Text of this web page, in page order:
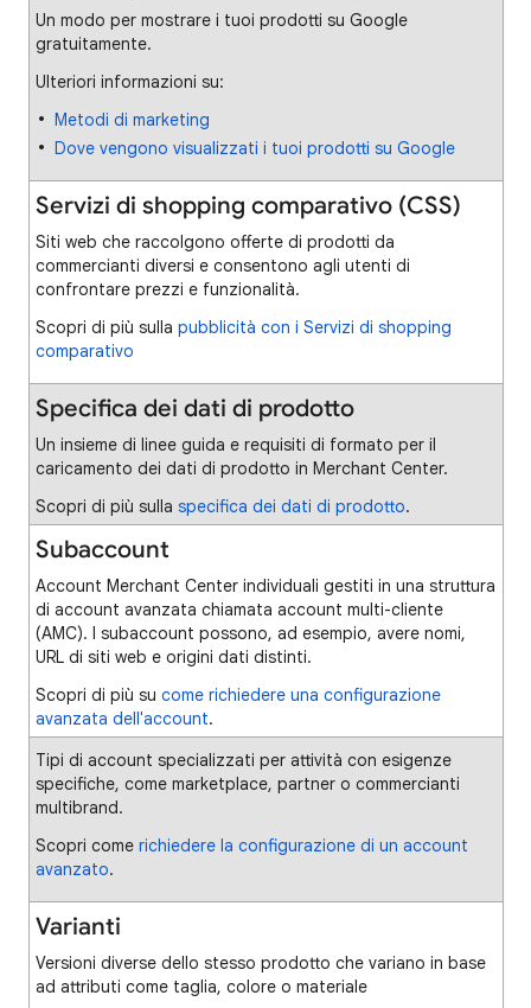
Un modo per mostrare i tuoi prodotti su Google
gratuitamente.
Ulteriori informazioni su:
Metodi di marketing
Dove vengono visualizzati i tuoi prodotti su Google
Servizi di shopping comparativo (CSS)
Siti web che raccolgono offerte di prodotti da
commercianti diversi e consentono agli utenti di
confrontare prezzi e funzionalità.
Scopri di più sulla pubblicità con i Servizi di shopping
comparativo
Specifica dei dati di prodotto
Un insieme di linee guida e requisiti di formato per il
caricamento dei dati di prodotto in Merchant Center.
Scopri di più sulla specifica dei dati di prodotto.
Subaccount
Account Merchant Center individuali gestiti in una struttura
di account avanzata chiamata account multi-cliente
(AMC). I subaccount possono, ad esempio, avere nomi,
URL di siti web e origini dati distinti.
Scopri di più su come richiedere una configurazione
avanzata dell'account.
Tipi di account specializzati per attività con esigenze
specifiche, come marketplace, partner o commercianti
multibrand.
Scopri come richiedere la configurazione di un account
avanzato.
Varianti
Versioni diverse dello stesso prodotto che variano in base
ad attributi come taglia, colore o materiale